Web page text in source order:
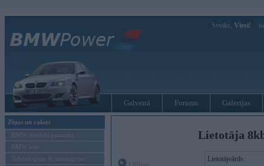
Sveiks, Viesi!
Galvenā Forums Galerijas
Ziņas un raksti
BMW modeļu jaunumi
BMW testi
Tehnoloģijas & sasniegumi
Lietotāja
Lietotājvārds: